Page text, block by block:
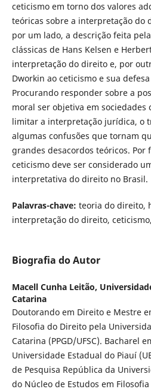
ceticismo em torno dos valores
teóricas sobre a interpretação do
por um lado, a descrição feita
clássicas de Hans Kelsen e
interpretação do direito e, por
Dworkin ao ceticismo e sua
Procurando responder sobre a
moral ser objetiva em sociedades
limitar a interpretação jurídica, o
algumas confusões que tornam
grandes desacordos teóricos.
ceticismo deve ser considerado
interpretativa do direito no Brasil.
Palavras-chave: teoria do direito,
interpretação do direito,
Biografia do Autor
Macell Cunha Leitão,
Catarina
Doutorando em Direito e Mestre
Filosofia do Direito pela
Catarina (PPGD/UFSC). Bacharel
Universidade Estadual do Piauí
de Pesquisa República da
do Núcleo de Estudos em